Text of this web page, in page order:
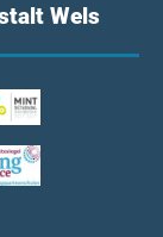
Wels